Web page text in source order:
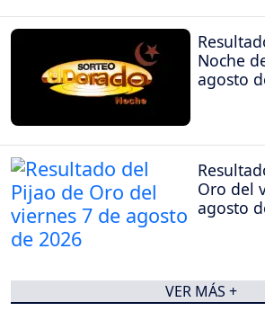
Noche
agosto
Oro del
agosto
VER MÁS +